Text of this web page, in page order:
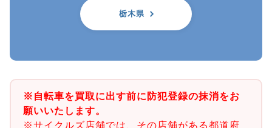
栃木県
※自転車を買取に出す前に防犯登録の抹消をお
願いいたします。
※サイクルズ店舗では、その店舗がある都道府